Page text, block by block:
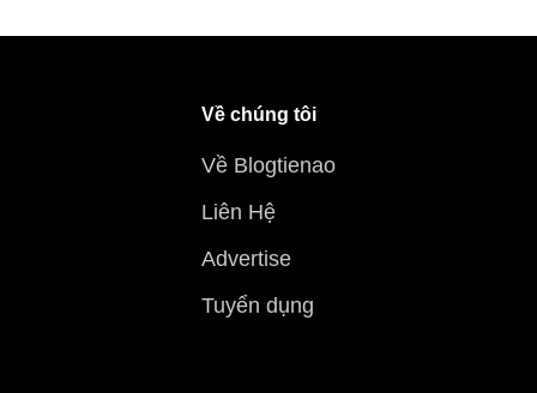
Về chúng tôi
Về Blogtienao
Liên Hệ
Advertise
Tuyển dụng